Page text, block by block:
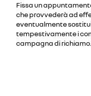
Fissa un
che provvederà ad
eventualmente
tempestivamente i
campagna di richiamo.